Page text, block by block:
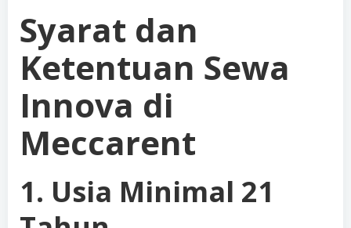
Syarat dan
Ketentuan Sewa
Innova di
Meccarent
1. Usia Minimal 21